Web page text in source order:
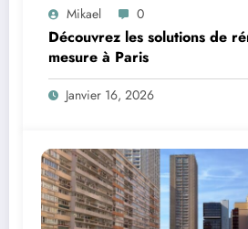
Mikael 0
Découvrez les solutions de
mesure à Paris
Janvier 16, 2026